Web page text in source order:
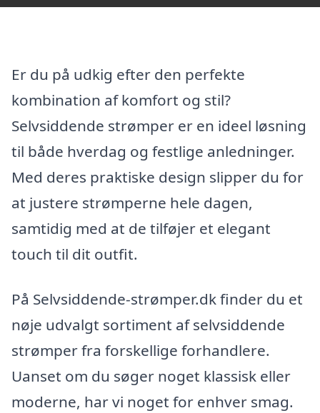
Er du på udkig efter den perfekte
kombination af komfort og stil?
Selvsiddende strømper er en ideel løsning
til både hverdag og festlige anledninger.
Med deres praktiske design slipper du for
at justere strømperne hele dagen,
samtidig med at de tilføjer et elegant
touch til dit outfit.
På Selvsiddende-strømper.dk finder du et
nøje udvalgt sortiment af selvsiddende
strømper fra forskellige forhandlere.
Uanset om du søger noget klassisk eller
moderne, har vi noget for enhver smag.